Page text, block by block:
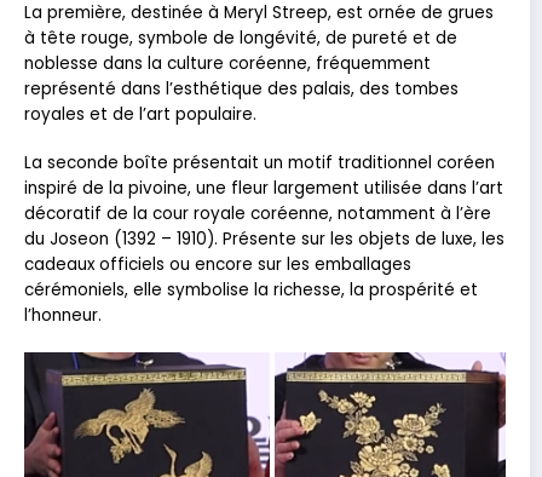
La première, destinée à Meryl Streep, est ornée de grues
à tête rouge, symbole de longévité, de pureté et de
noblesse dans la culture coréenne, fréquemment
représenté dans l’esthétique des palais, des tombes
royales et de l’art populaire.
La seconde boîte présentait un motif traditionnel coréen
inspiré de la pivoine, une fleur largement utilisée dans l’art
décoratif de la cour royale coréenne, notamment à l’ère
du Joseon (1392 – 1910). Présente sur les objets de luxe, les
cadeaux officiels ou encore sur les emballages
cérémoniels, elle symbolise la richesse, la prospérité et
l’honneur.